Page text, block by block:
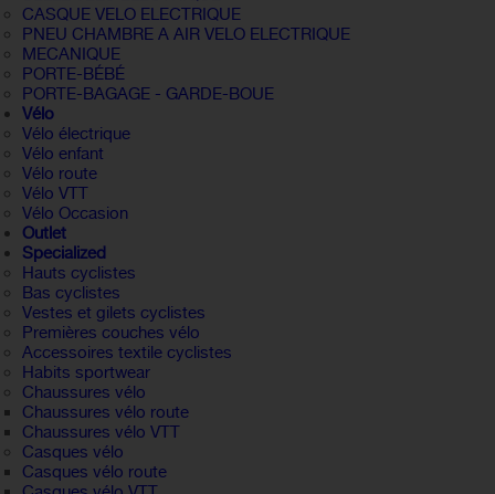
CASQUE VELO ELECTRIQUE
PNEU CHAMBRE A AIR VELO ELECTRIQUE
MECANIQUE
PORTE-BÉBÉ
PORTE-BAGAGE - GARDE-BOUE
Vélo
Vélo électrique
Vélo enfant
Vélo route
Vélo VTT
Vélo Occasion
Outlet
Specialized
Hauts cyclistes
Bas cyclistes
Vestes et gilets cyclistes
Premières couches vélo
Accessoires textile cyclistes
Habits sportwear
Chaussures vélo
Chaussures vélo route
Chaussures vélo VTT
Casques vélo
Casques vélo route